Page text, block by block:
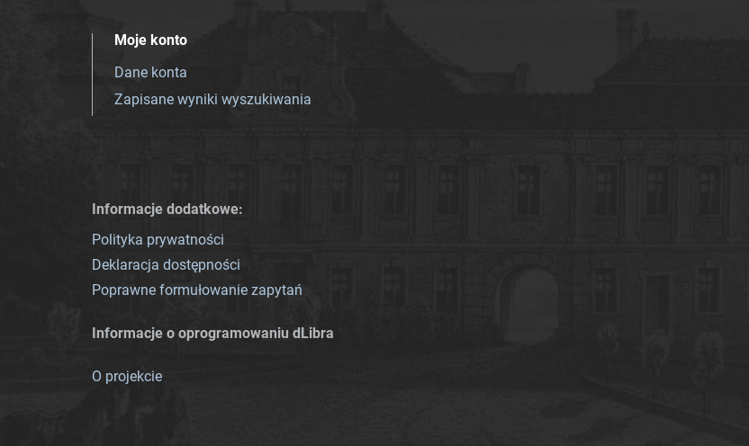
Moje konto
Dane konta
Zapisane wyniki wyszukiwania
Informacje dodatkowe:
Polityka prywatności
Deklaracja dostępności
Poprawne formułowanie zapytań
Informacje o oprogramowaniu dLibra
O projekcie